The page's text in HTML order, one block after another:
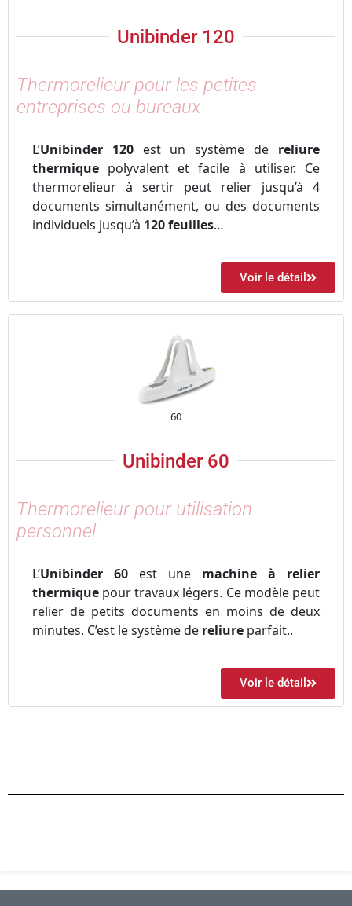
Unibinder 120
Thermorelieur pour les petites
entreprises ou bureaux
L’Unibinder 120 est un système de reliure
thermique polyvalent et facile à utiliser. Ce
thermorelieur à sertir peut relier jusqu’à 4
documents simultanément, ou des documents
individuels jusqu’à 120 feuilles…
Voir le détail
60
Unibinder 60
Thermorelieur pour utilisation
personnel
L’Unibinder 60 est une machine à relier
thermique pour travaux légers. Ce modèle peut
relier de petits documents en moins de deux
minutes. C’est le système de reliure parfait..
Voir le détail